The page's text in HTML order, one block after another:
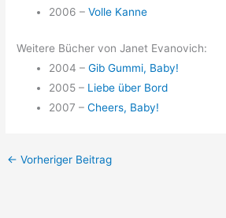
2006 –Volle Kanne
Weitere Bücher von Janet Evanovich:
2004 –Gib Gummi, Baby!
2005 – Liebe über Bord
2007 –Cheers, Baby!
← Vorheriger Beitrag